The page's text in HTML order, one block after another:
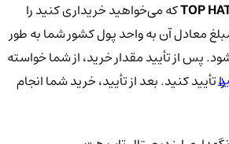
TOPکه می‌خواهید خریداری کنید را
معادل آن به واحد پول کشور شما به طور
پس از تأیید مقدار خرید، از شما خواسته
کنید. بعد از تأیید، خرید شما انجام